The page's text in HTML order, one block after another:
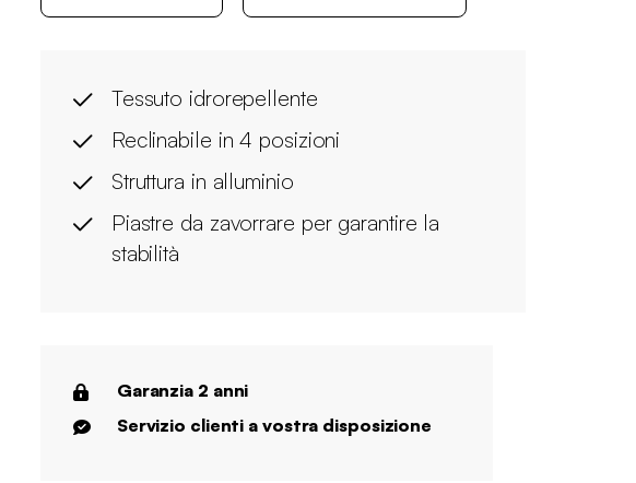
Tessuto idrorepellente
Reclinabile in 4 posizioni
Struttura in alluminio
Piastre da zavorrare per garantire la
stabilità
Garanzia 2 anni
Servizio clienti a vostra disposizione